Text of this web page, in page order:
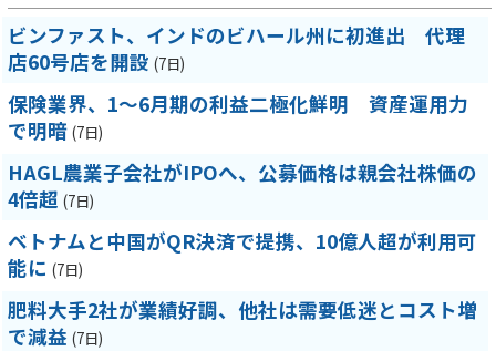
ビンファスト、インドのビハール州に初進出 代理
店60号店を開設 (7日)
保険業界、1～6月期の利益二極化鮮明 資産運用力
で明暗 (7日)
HAGL農業子会社がIPOへ、公募価格は親会社株価の
4倍超 (7日)
ベトナムと中国がQR決済で提携、10億人超が利用可
能に (7日)
肥料大手2社が業績好調、他社は需要低迷とコスト増
で減益 (7日)